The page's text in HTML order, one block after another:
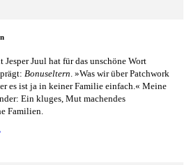
Juul hat für das unschöne Wort
Bonuseltern. »Was wir über Patchwork
es ist ja in keiner Familie einfach.« Meine
Ein kluges, Mut machendes
Familien.